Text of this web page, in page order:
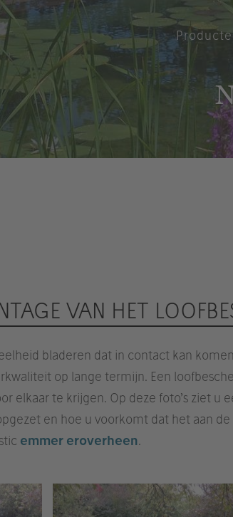
VAN HET
bladeren dat in contact kan
op lange termijn. Een
elkaar te krijgen. Op deze foto’s ziet u
en hoe u voorkomt dat het aan
emmer eroverheen.